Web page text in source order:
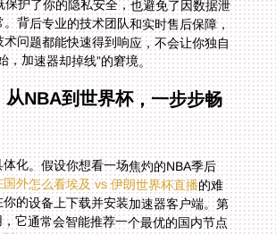
，加速器却掉线”的窘境。
从NBA到世界杯，一步步畅
化。假设你想看一场焦灼的NBA季后
国外怎么看埃及 vs 伊朗世界杯直播的难
题。第一步，在你的设备上下载并安装加速器客户端。第
二步，启动应用，它通常会智能推荐一个最优的国内节点
（例如上海或广州）。第三步，点击连接，等待状态显
示“已保护”。此时，你的网络环境在平台看来已经位于中
国境内。第四步，再打开你熟悉的腾讯体育或央视频
APP，登录你的账号。你会发现，之前灰色的“直播”按钮
已经亮起，熟悉的解说声音即将响起。整个过程，就像打